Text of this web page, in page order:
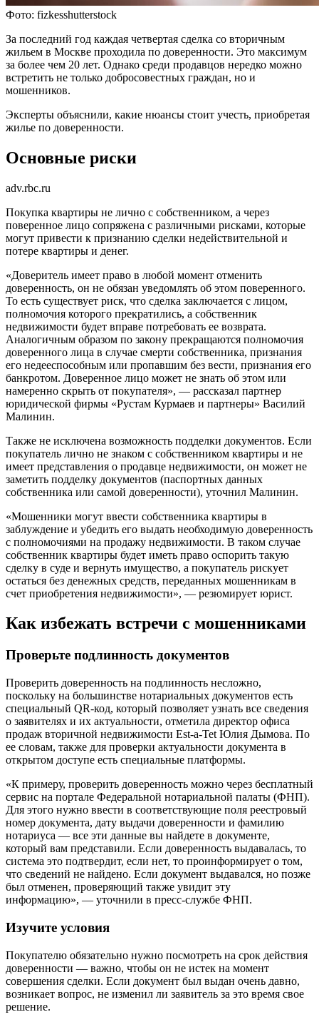
Фото: fizkesshutterstock
За последний год каждая четвертая сделка со вторичным
жильем в Москве проходила по доверенности. Это максимум
за более чем 20 лет. Однако среди продавцов нередко можно
встретить не только добросовестных граждан, но и
мошенников.
Эксперты объяснили, какие нюансы стоит учесть, приобретая
жилье по доверенности.
Основные риски
adv.rbc.ru
Покупка квартиры не лично с собственником, а через
поверенное лицо сопряжена с различными рисками, которые
могут привести к признанию сделки недействительной и
потере квартиры и денег.
«Доверитель имеет право в любой момент отменить
доверенность, он не обязан уведомлять об этом поверенного.
То есть существует риск, что сделка заключается с лицом,
полномочия которого прекратились, а собственник
недвижимости будет вправе потребовать ее возврата.
Аналогичным образом по закону прекращаются полномочия
доверенного лица в случае смерти собственника, признания
его недееспособным или пропавшим без вести, признания его
банкротом. Доверенное лицо может не знать об этом или
намеренно скрыть от покупателя», — рассказал партнер
юридической фирмы «Рустам Курмаев и партнеры» Василий
Малинин.
Также не исключена возможность подделки документов. Если
покупатель лично не знаком с собственником квартиры и не
имеет представления о продавце недвижимости, он может не
заметить подделку документов (паспортных данных
собственника или самой доверенности), уточнил Малинин.
«Мошенники могут ввести собственника квартиры в
заблуждение и убедить его выдать необходимую доверенность
с полномочиями на продажу недвижимости. В таком случае
собственник квартиры будет иметь право оспорить такую
сделку в суде и вернуть имущество, а покупатель рискует
остаться без денежных средств, переданных мошенникам в
счет приобретения недвижимости», — резюмирует юрист.
Как избежать встречи с мошенниками
Проверьте подлинность документов
Проверить доверенность на подлинность несложно,
поскольку на большинстве нотариальных документов есть
специальный QR-код, который позволяет узнать все сведения
о заявителях и их актуальности, отметила директор офиса
продаж вторичной недвижимости Est-a-Tet Юлия Дымова. По
ее словам, также для проверки актуальности документа в
открытом доступе есть специальные платформы.
«К примеру, проверить доверенность можно через бесплатный
сервис на портале Федеральной нотариальной палаты (ФНП).
Для этого нужно ввести в соответствующие поля реестровый
номер документа, дату выдачи доверенности и фамилию
нотариуса — все эти данные вы найдете в документе,
который вам представили. Если доверенность выдавалась, то
система это подтвердит, если нет, то проинформирует о том,
что сведений не найдено. Если документ выдавался, но позже
был отменен, проверяющий также увидит эту
информацию», — уточнили в пресс-службе ФНП.
Изучите условия
Покупателю обязательно нужно посмотреть на срок действия
доверенности — важно, чтобы он не истек на момент
совершения сделки. Если документ был выдан очень давно,
возникает вопрос, не изменил ли заявитель за это время свое
решение.